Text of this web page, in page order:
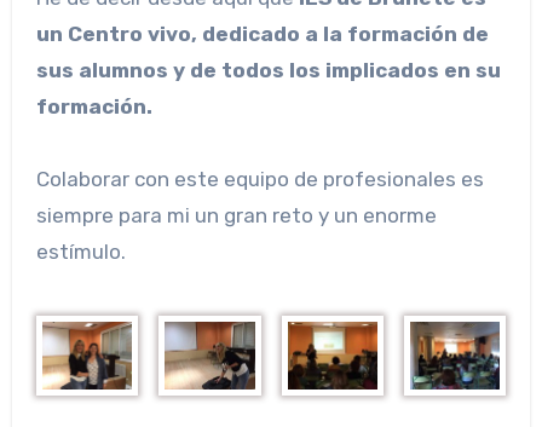
un Centro vivo, dedicado a la formación de
sus alumnos y de todos los implicados en su
formación.
Colaborar con este equipo de profesionales es
siempre para mi un gran reto y un enorme
estímulo.